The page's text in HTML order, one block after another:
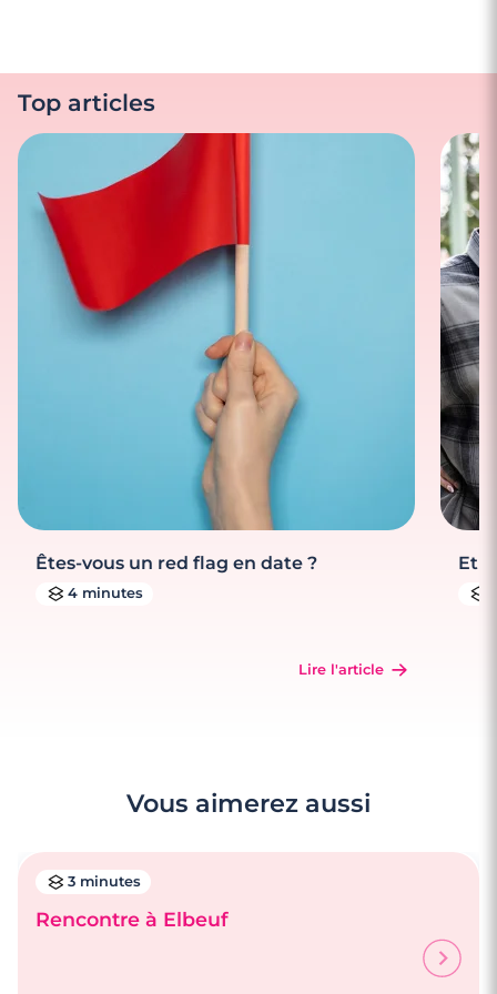
Top articles
Êtes-vous un red flag en date ?
4 minutes
Lire l'article
Et
Vous aimerez aussi
3 minutes
Rencontre à Elbeuf